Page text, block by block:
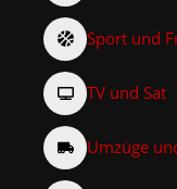
Sport und
TV und Sat
Umzüge